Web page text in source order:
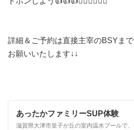
詳細＆ご予約は直接主宰のBSYまで
お願いいたします↓↓
あったかファミリーSUP体験